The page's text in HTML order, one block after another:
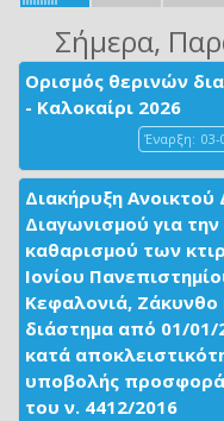
Σήμερα,
Ορισμός θερινών
- Καλοκαίρι 2026
Έναρξη: 03-
Διακήρυξη Ανοικτού
Διαγωνισμού για
καθαρισμού των
Ιονίου
Κεφαλονιά, Ζάκυνθο
διάστημα από 01/01/
κατά
υποβολής
του ν. 4412/2016